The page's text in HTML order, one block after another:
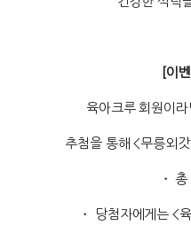
[이
육아크루 회원이
추첨을 통해 <무릉외
・
・ 당첨자에게는 <